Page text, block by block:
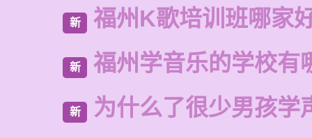
新 福州K歌培训班哪家
新 福州学音乐的学校有
新 为什么了很少男孩学